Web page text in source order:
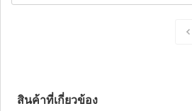
สินค้าที่เกี่ยวข้อง